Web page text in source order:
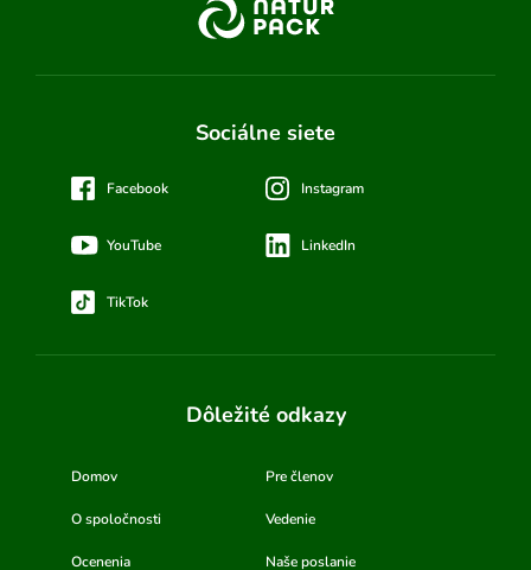
Sociálne siete
Facebook Instagram
YouTube LinkedIn
TikTok
Dôležité odkazy
Domov Pre členov
O spoločnosti Vedenie
Ocenenia Naše poslanie